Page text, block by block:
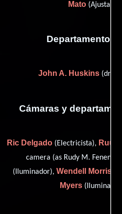
Mato (Ajustador
Departamento
John A. Huskins
Cámaras y
Ric Delgado(Electricista),
camera (as Rudy M. Fenenga
(Iluminador), Wendell Morris
Myers(Iluminador